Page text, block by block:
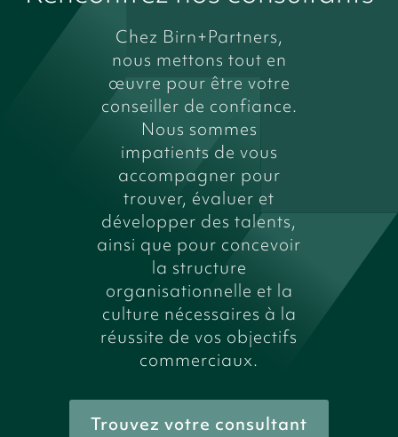
Chez Birn+Partners,
nous mettons tout en
œuvre pour être votre
conseiller de confiance.
Nous sommes
impatients de vous
accompagner pour
trouver, évaluer et
développer des talents,
ainsi que pour concevoir
la structure
organisationnelle et la
culture nécessaires à la
réussite de vos objectifs
commerciaux.
Trouvez votre consultant